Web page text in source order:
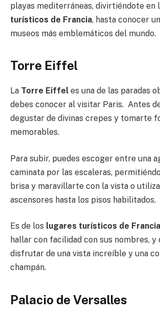
playas mediterráneas, divirtiéndote en
turísticos de Francia, hasta conocer
museos más emblemáticos del mundo.
Torre Eiffel
La Torre Eiffel es una de las paradas
debes conocer al visitar Paris. Antes
degustar de divinas crepes y tomarte
memorables.
Para subir, puedes escoger entre una
caminata por las escaleras,
brisa y maravillarte con la vista o
ascensores hasta los pisos habilitados.
Es de los lugares turísticos de Francia
hallar con facilidad con sus nombres, y
disfrutar de una vista increíble y una
champán.
Palacio de Versalles